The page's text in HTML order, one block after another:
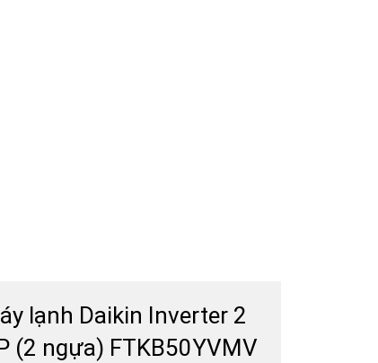
lạnh Daikin Inverter 2
(2 ngựa) FTKB50YVMV